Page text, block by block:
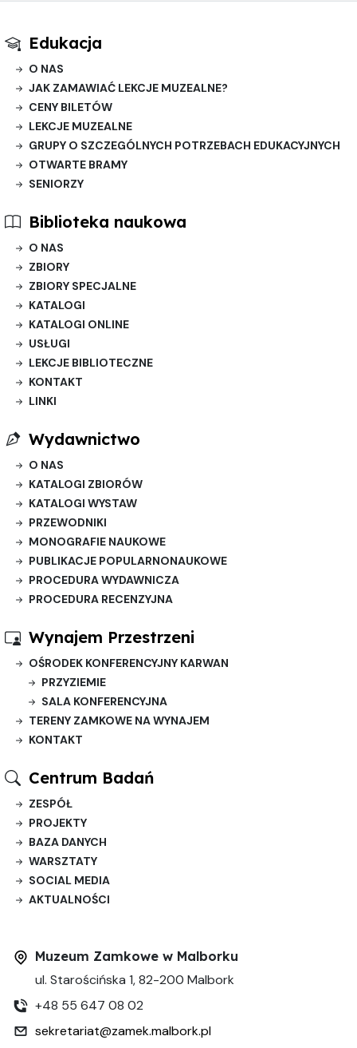
Edukacja
O NAS
JAK ZAMAWIAĆ LEKCJE MUZEALNE?
CENY BILETÓW
LEKCJE MUZEALNE
GRUPY O SZCZEGÓLNYCH POTRZEBACH EDUKACYJNYCH
OTWARTE BRAMY
SENIORZY
Biblioteka naukowa
O NAS
ZBIORY
ZBIORY SPECJALNE
KATALOGI
KATALOGI ONLINE
USŁUGI
LEKCJE BIBLIOTECZNE
KONTAKT
LINKI
Wydawnictwo
O NAS
KATALOGI ZBIORÓW
KATALOGI WYSTAW
PRZEWODNIKI
MONOGRAFIE NAUKOWE
PUBLIKACJE POPULARNONAUKOWE
PROCEDURA WYDAWNICZA
PROCEDURA RECENZYJNA
Wynajem Przestrzeni
OŚRODEK KONFERENCYJNY KARWAN
PRZYZIEMIE
SALA KONFERENCYJNA
TERENY ZAMKOWE NA WYNAJEM
KONTAKT
Centrum Badań
ZESPÓŁ
PROJEKTY
BAZA DANYCH
WARSZTATY
SOCIAL MEDIA
AKTUALNOŚCI
Muzeum Zamkowe w Malborku
ul. Starościńska 1, 82-200 Malbork
+48 55 647 08 02
sekretariat@zamek.malbork.pl